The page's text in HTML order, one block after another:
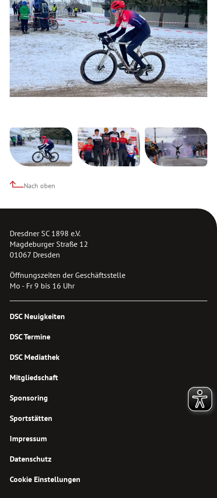
Nach oben
Dresdner SC 1898 e.V.
Magdeburger Straße 12
01067 Dresden
Öffnungszeiten der Geschäftsstelle
Mo - Fr 9 bis 16 Uhr
DSC Neuigkeiten
DSC Termine
DSC Mediathek
Mitgliedschaft
Sponsoring
Sportstätten
Impressum
Datenschutz
Cookie Einstellungen